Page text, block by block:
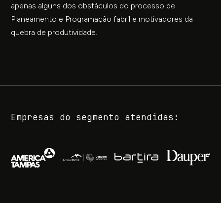
apenas alguns dos obstáculos do processo de
Planeamento e Programação fabril e motivadores da
quebra de produtividade.
Empresas do segmento atendidas: